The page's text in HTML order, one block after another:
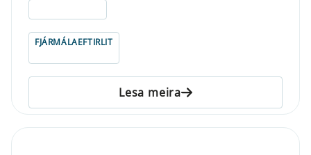
FJÁRMÁLAEFTIRLIT
Lesa meira